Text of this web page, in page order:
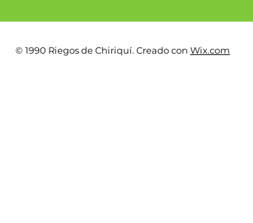
© 1990 Riegos de Chiriquí. Creado con Wix.com